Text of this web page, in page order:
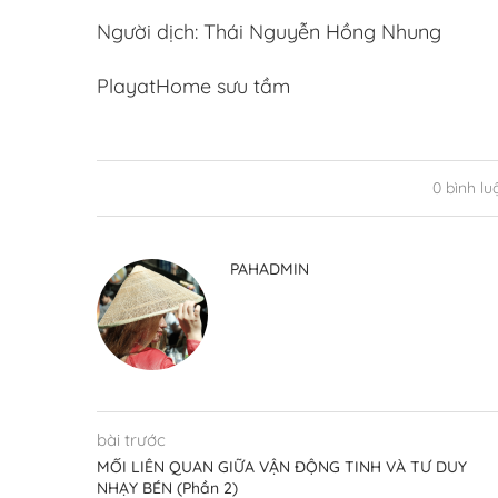
Người dịch: Thái Nguyễn Hồng Nhung
PlayatHome sưu tầm
0 bình
PAHADMIN
bài trước
MỐI LIÊN QUAN GIỮA VẬN ĐỘNG TINH VÀ TƯ DUY
NHẠY BÉN (Phần 2)